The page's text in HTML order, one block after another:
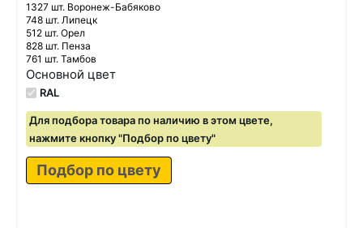
1327 шт. Воронеж-Бабяково
748 шт. Липецк
512 шт. Орел
828 шт. Пенза
761 шт. Тамбов
Основной цвет
RAL
Для подбора товара по наличию в этом цвете,
нажмите кнопку "Подбор по цвету"
Подбор по цвету